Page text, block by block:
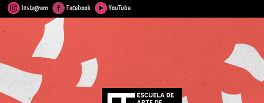
Instagram Facebook YouTube